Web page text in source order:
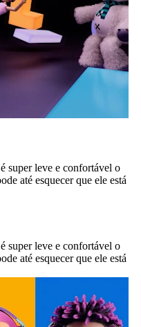
super leve e confortável o
até esquecer que ele está
super leve e confortável o
até esquecer que ele está